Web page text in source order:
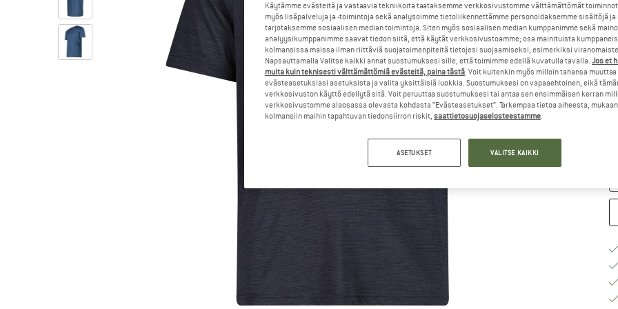
Käytämme evästeitä ja vastaavia tekniikoita taataksemme verkkosivustomme välttämättömät
myös lisäpalveluja ja -toimintoja sekä analysoimme tietoliikennettämme personoidaksemme sisältöjä ja
tarjotaksemme sosiaalisen median toimintoja. Siten myös sosiaalisen median kumppanimme sekä
analyysikumppanimme saavat tiedon siitä, että käytät verkkosivustoamme; osa mainituista
kolmansissa maissa ilman riittäviä suojatoimenpiteitä tietojesi suojaamiseksi, esimerkiksi
Napsauttamalla Valitse kaikki annat suostumuksesi sille, että toimimme edellä kuvatulla tavalla. Jos et
muita kuin teknisesti välttämättömiä evästeitä, paina tästä. Voit kuitenkin myös milloin tahansa muuttaa
evästeasetuksiasi asetuksista ja valita yksittäisiä luokkia. Suostumuksesi on vapaaehtoinen, eikä
verkkosivuston käyttö edellytä sitä. Voit peruuttaa suostumuksesi tai antaa sen ensimmäisen kerran
verkkosivustomme alaosassa olevasta kohdasta ”Evästeasetukset”. Tarkempaa tietoa aiheesta,
kolmansiin maihin tapahtuvan tiedonsiirron riskit, saattietosuojaselosteestamme.
ASETUKSET VALITSE KAIKKI